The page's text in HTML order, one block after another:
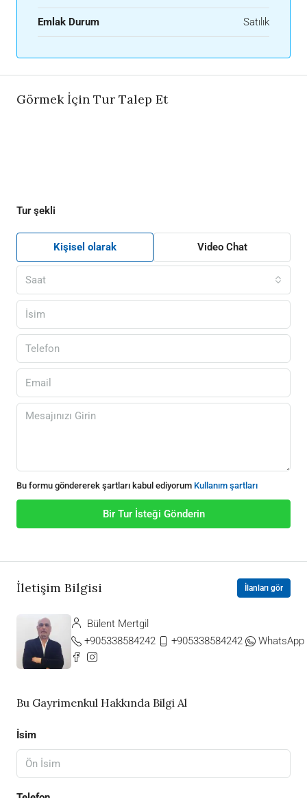
Emlak Durum Satılık
Görmek İçin Tur Talep Et
Tur şekli
Kişisel olarak Video Chat
Saat
Bu formu göndererek şartları kabul ediyorum Kullanım şartları
Bir Tur İsteği Gönderin
İletişim Bilgisi İlanları gör
Bülent Mertgil
+905338584242
+905338584242 WhatsApp
Bu Gayrimenkul Hakkında Bilgi Al
İsim